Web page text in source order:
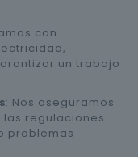
con
un trabajo
: Nos aseguramos
regulaciones
problemas